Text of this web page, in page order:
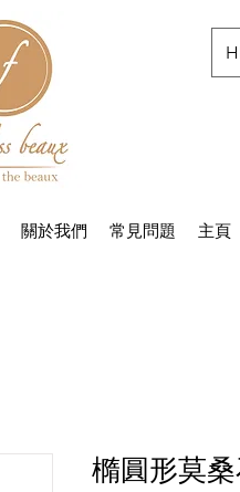
關於我們 常見問題 主頁
橢圓形莫